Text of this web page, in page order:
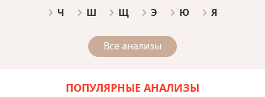
Ч
Ш Щ Э Ю Я
Все анализы
ПОПУЛЯРНЫЕ АНАЛИЗЫ